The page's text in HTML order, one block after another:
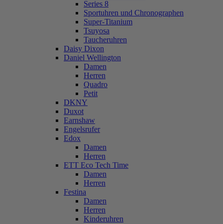
Series 8
Sportuhren und Chronographen
Super-Titanium
Tsuyosa
Taucheruhren
Daisy Dixon
Daniel Wellington
Damen
Herren
Quadro
Petit
DKNY
Duxot
Earnshaw
Engelsrufer
Edox
Damen
Herren
ETT Eco Tech Time
Damen
Herren
Festina
Damen
Herren
Kinderuhren